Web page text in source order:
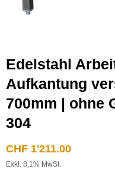
Edelstahl
Aufkantung
700mm | ohne
304
CHF 1'211.00
Exkl. 8,1% MwSt.